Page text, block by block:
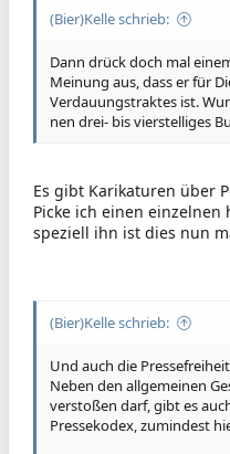
(Bier)Kelle schrieb:
Dann drück doch mal
Meinung aus, dass er für
Verdauungstraktes ist.
nen drei- bis vierstelliges
Es gibt Karikaturen über
Picke ich einen
speziell ihn ist dies nun
(Bier)Kelle schrieb:
Und auch die
Neben den allgemeinen
verstoßen darf, gibt es
Pressekodex, zumindest